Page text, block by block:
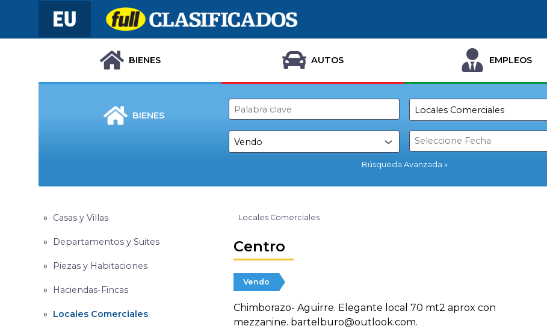
BIENES AUTOS EMPLEOS
BIENES
Búsqueda Avanzada
Casas y Villas
Departamentos y Suites
Piezas y Habitaciones
Haciendas-Fincas
Locales Comerciales
Locales Comerciales
Centro
Vendo
Chimborazo- Aguirre. Elegante local 70 mt2 aprox con
mezzanine. bartelburo@outlook.com.